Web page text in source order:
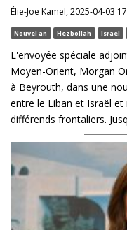
Élie-Joe Kamel, 2025-04-03
Nouvel an Hezbollah Israël
L'envoyée spéciale
Moyen-Orient, Morgan
à Beyrouth, dans une
entre le Liban et Israël
différends frontaliers.